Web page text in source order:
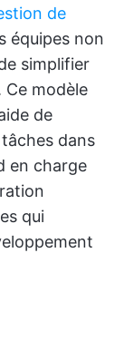
de
équipes non
simplifier
Ce modèle
de
dans
en charge
qui